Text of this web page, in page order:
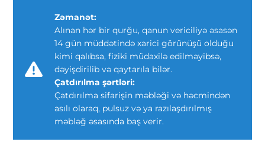
Zəmanət:
Alınan hər bir qurğu, qanun vericiliyə əsasən
14 gün müddətində xarici görünüşü olduğu
kimi qalıbsa, fiziki müdaxilə edilməyibsə,
dəyişdirilib və qaytarıla bilər.
Çatdırılma şərtləri:
Çatdırılma sifarişin məbləği və həcmindən
asılı olaraq, pulsuz və ya razılaşdırılmış
məbləğ əsasında baş verir.